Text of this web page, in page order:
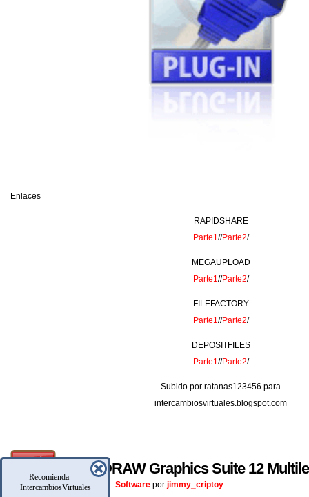
Recomienda
IntercambiosVirtuales
Enlaces
RAPIDSHARE
Parte1//Parte2/
MEGAUPLOAD
Parte1//Parte2/
FILEFACTORY
Parte1//Parte2/
DEPOSITFILES
Parte1//Parte2/
Subido por ratanas123456 para
intercambiosvirtuales.blogspot.com
noviembre
18 Corel DRAW Graphics Suite 12
Posteado En: Software por jimmy_criptoy